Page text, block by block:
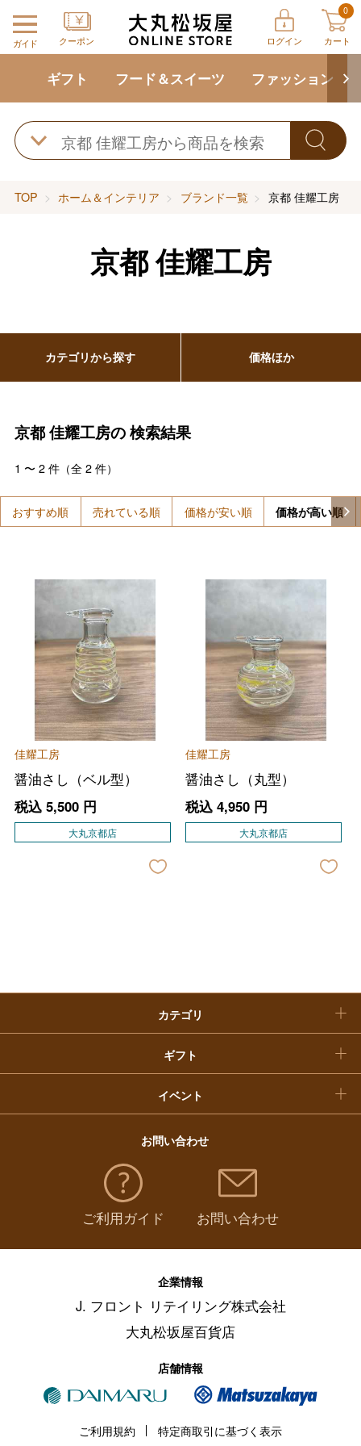
ガイド クーポン ログイン
0
カート
ギフト フード＆スイーツ ファッション
TOP ホーム＆インテリア ブランド一覧 京都 佳耀工房
京都 佳耀工房
京都 佳耀工房の検索結果
1 〜 2件（全 2件）
おすすめ順 売れている順 価格が安い順 価格が高い順
佳耀工房
醤油さし（ベル型）
税込 5,500円
大丸京都店
佳耀工房
醤油さし（丸型）
税込 4,950円
大丸京都店
カテゴリから探す 価格ほか
カテゴリ
フード＆スイーツ
ビューティー
ファッション
ホーム＆インテリア
ベビー＆キッズ
ギフト
大丸・松坂屋のギフト
出産内祝い
結婚内祝い
お香典返し
イベント
バレンタインチョコレート
ホワイトデー
父の日
お中元
敬老の日
福袋
お問い合わせ
ご利用ガイド お問い合わせ
企業情報
J. フロント リテイリング株式会社
大丸松坂屋百貨店
店舗情報
ご利用規約 特定商取引に基づく表示